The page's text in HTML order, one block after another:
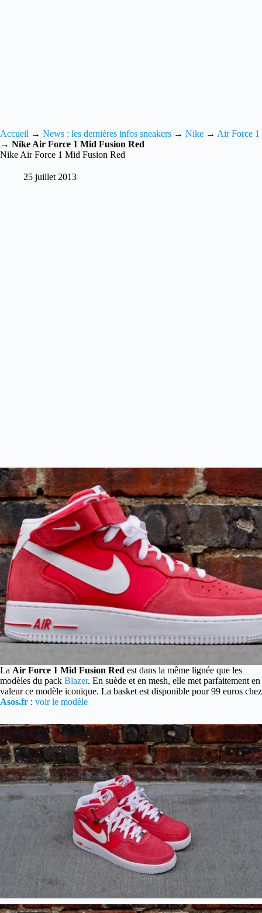
Accueil → News : les dernières infos sneakers → Nike → Air Force 1
→ Nike Air Force 1 Mid Fusion Red
Nike Air Force 1 Mid Fusion Red
25 juillet 2013
La Air Force 1 Mid Fusion Red est dans la même lignée que les
modèles du pack Blazer. En suède et en mesh, elle met parfaitement en
valeur ce modèle iconique. La basket est disponible pour 99 euros chez
Asos.fr : voir le modèle